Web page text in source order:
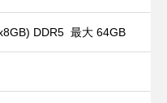
DDR5 最大 64GB